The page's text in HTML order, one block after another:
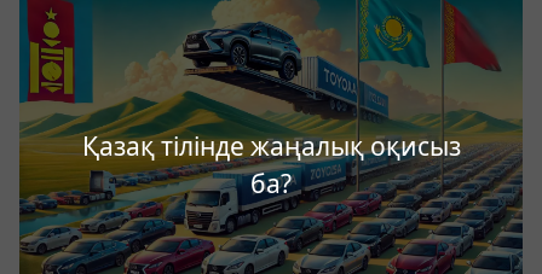
Қазақ тілінде жаңалық оқисыз
ба?